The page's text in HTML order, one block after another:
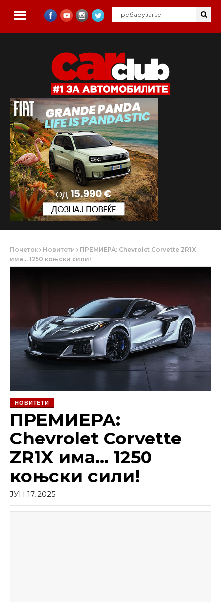
Почеток Новитети
ПРЕМИЕРА: Chevrolet Corvette ZR1X
има… 1250 коњски сили!
НОВИТЕТИ
ПРЕМИЕРА:
Chevrolet Corvette
ZR1X има… 1250
коњски сили!
ЈУН 17, 2025